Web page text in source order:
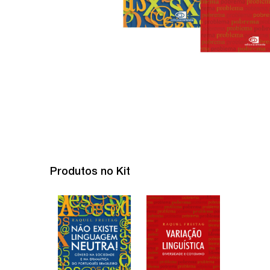
Produtos no Kit